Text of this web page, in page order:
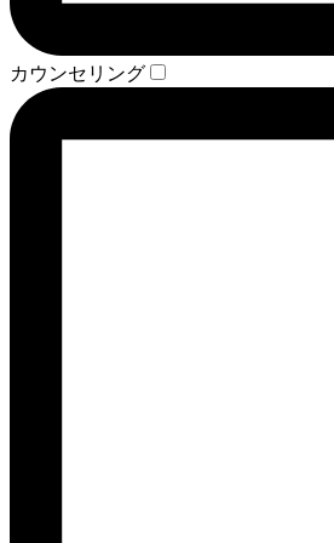
カウンセリング